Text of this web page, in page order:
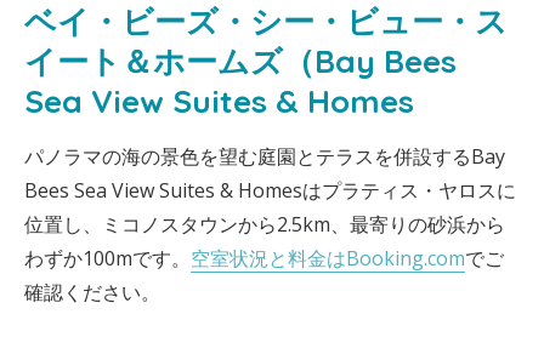
ベイ・ビーズ・シー・ビュー・ス
イート＆ホームズ（Bay Bees
Sea View Suites & Homes
パノラマの海の景色を望む庭園とテラスを併設するBay
Bees Sea View Suites & Homesはプラティス・ヤロスに
位置し、ミコノスタウンから2.5km、最寄りの砂浜から
わずか100mです。 空室状況と料金はBooking.comでご
確認ください。